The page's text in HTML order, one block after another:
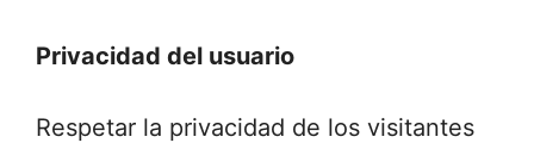
Privacidad del usuario
Respetar la privacidad de los visitantes